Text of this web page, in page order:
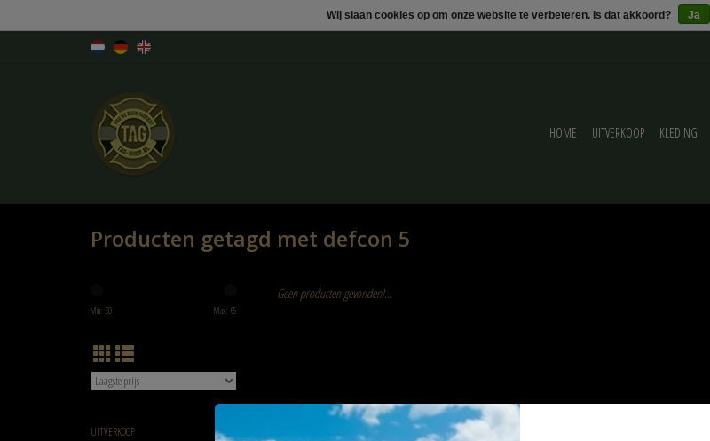
HOME UITVERKOOP KLEDING
Producten getagd met defcon 5
Min: €0 Max: €5
UITVERKOOP
Geen producten gevonden!...
Wij slaan cookies op om onze website te verbeteren. Is dat akkoord? Ja